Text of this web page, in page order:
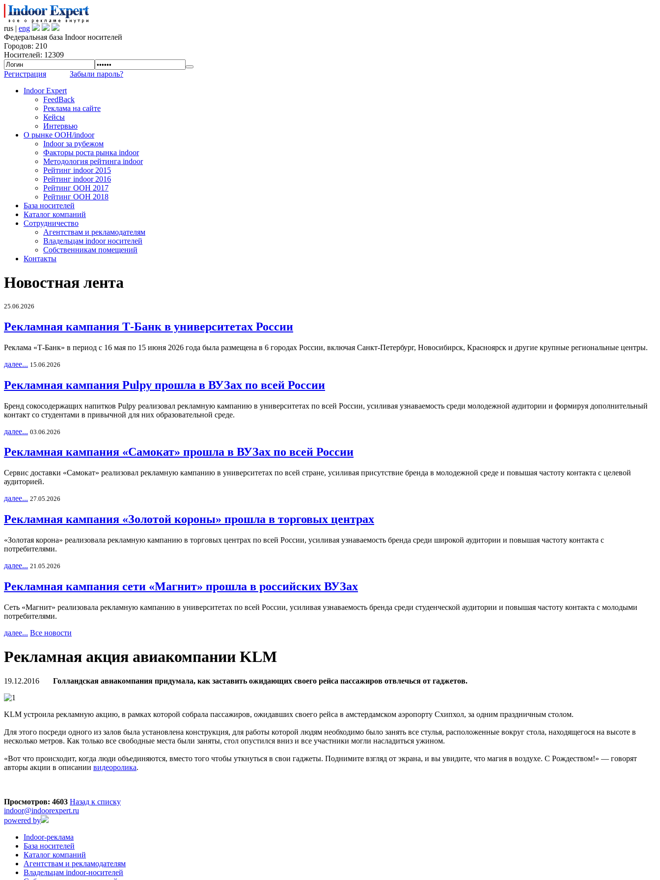
rus | eng
Федеральная база Indoor носителей
Городов: 210
Носителей: 12309
Регистрация
Забыли пароль?
Indoor Expert
FeedBack
Реклама на сайте
Кейсы
Интервью
О рынке OOH/indoor
Indoor за рубежом
Факторы роста рынка indoor
Методология рейтинга indoor
Рейтинг indoor 2015
Рейтинг indoor 2016
Рейтинг OOH 2017
Рейтинг OOH 2018
База носителей
Каталог компаний
Сотрудничество
Агентствам и рекламодателям
Владельцам indoor носителей
Собственникам помещений
Контакты
Новостная лента
25.06.2026
Рекламная кампания Т-Банк в университетах России
Реклама «Т-Банк» в период с 16 мая по 15 июня 2026 года была размещена в 6 городах России, включая Санкт-Петербург, Новосибирск, Красноярск и другие крупные региональные центры.
далее... 15.06.2026
Рекламная кампания Pulpy прошла в ВУЗах по всей России
Бренд сокосодержащих напитков Pulpy реализовал рекламную кампанию в университетах по всей России, усиливая узнаваемость среди молодежной аудитории и формируя дополнительный
контакт со студентами в привычной для них образовательной среде.
далее... 03.06.2026
Рекламная кампания «Самокат» прошла в ВУЗах по всей России
Сервис доставки «Самокат» реализовал рекламную кампанию в университетах по всей стране, усиливая присутствие бренда в молодежной среде и повышая частоту контакта с целевой
аудиторией.
далее... 27.05.2026
Рекламная кампания «Золотой короны» прошла в торговых центрах
«Золотая корона» реализовала рекламную кампанию в торговых центрах по всей России, усиливая узнаваемость бренда среди широкой аудитории и повышая частоту контакта с
потребителями.
далее... 21.05.2026
Рекламная кампания сети «Магнит» прошла в российских ВУЗах
Сеть «Магнит» реализовала рекламную кампанию в университетах по всей России, усиливая узнаваемость бренда среди студенческой аудитории и повышая частоту контакта с молодыми
потребителями.
далее... Все новости
Рекламная акция авиакомпании KLM
19.12.2016 Голландская авиакомпания придумала, как заставить ожидающих своего рейса пассажиров отвлечься от гаджетов.
KLM устроила рекламную акцию, в рамках которой собрала пассажиров, ожидавших своего рейса в амстердамском аэропорту Схипхол, за одним праздничным столом.
Для этого посреди одного из залов была установлена конструкция, для работы которой людям необходимо было занять все стулья, расположенные вокруг стола, находящегося на высоте в
несколько метров. Как только все свободные места были заняты, стол опустился вниз и все участники могли насладиться ужином.
«Вот что происходит, когда люди объединяются, вместо того чтобы уткнуться в свои гаджеты. Поднимите взгляд от экрана, и вы увидите, что магия в воздухе. С Рождеством!» — говорят
авторы акции в описании видеоролика.
Просмотров: 4603 Назад к списку
indoor@indoorexpert.ru
powered by
Indoor-реклама
База носителей
Каталог компаний
Агентствам и рекламодателям
Владельцам indoor-носителей